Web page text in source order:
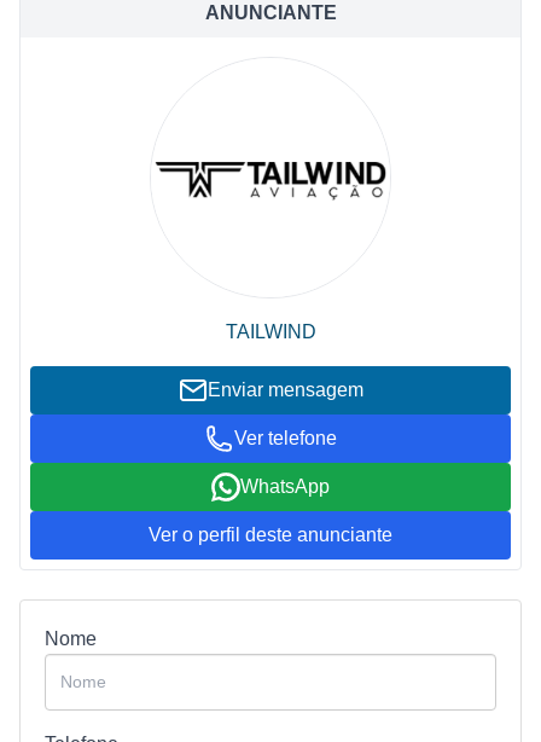
ANUNCIANTE
TAILWIND
Enviar mensagem
Ver telefone
WhatsApp
Ver o perfil deste anunciante
Nome